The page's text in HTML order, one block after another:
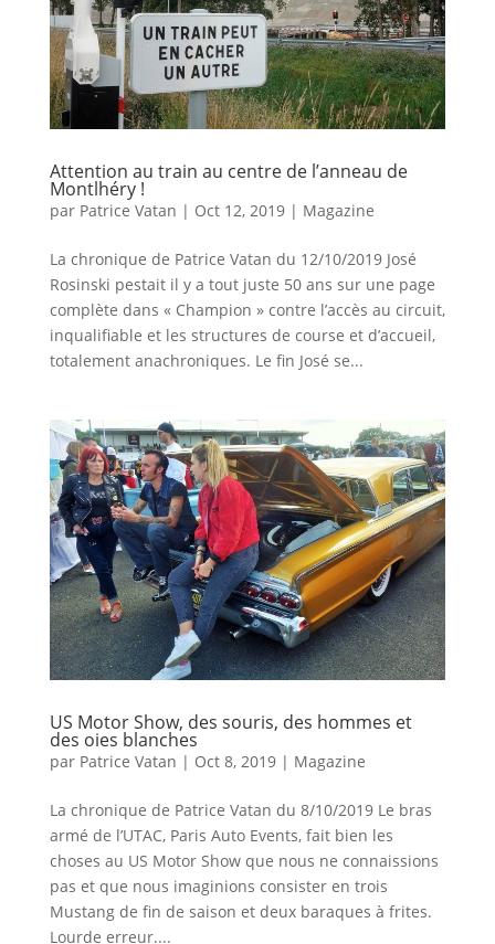
Attention au train au centre de l’anneau de
Montlhéry !
par Patrice Vatan | Oct 12, 2019| Magazine
La chronique de Patrice Vatan du 12/10/2019 José
Rosinski pestait il y a tout juste 50 ans sur une page
complète dans « Champion » contre l’accès au circuit,
inqualifiable et les structures de course et d’accueil,
totalement anachroniques. Le fin José se...
US Motor Show, des souris, des hommes et
des oies blanches
par Patrice Vatan | Oct 8, 2019| Magazine
La chronique de Patrice Vatan du 8/10/2019 Le bras
armé de l’UTAC, Paris Auto Events, fait bien les
choses au US Motor Show que nous ne connaissions
pas et que nous imaginions consister en trois
Mustang de fin de saison et deux baraques à frites.
Lourde erreur....